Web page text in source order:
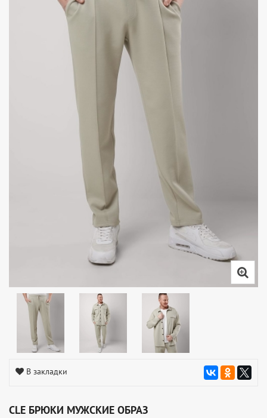
В закладки
CLE БРЮКИ МУЖСКИЕ ОБРАЗ